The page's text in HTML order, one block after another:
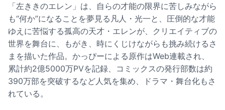
「左ききのエレン」は、自らの才能の限界に苦しみながら
も“何か”になることを夢見る凡人・光一と、圧倒的な才能
ゆえに苦悩する孤高の天才・エレンが、クリエイティブの
世界を舞台に、もがき、時にくじけながらも挑み続けるさ
まを描いた作品。かっぴーによる原作はWeb連載され、
累計約2億5000万PVを記録、コミックスの発行部数は約
390万部を突破するなど人気を集め、ドラマ・舞台化もさ
れている。